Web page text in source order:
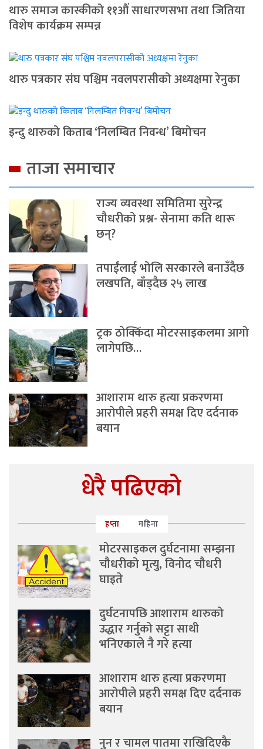
थारु समाज कास्कीको ११औं साधारणसभा तथा जितिया
विशेष कार्यक्रम सम्पन्न
थारु पत्रकार संघ पश्चिम नवलपरासीको अध्यक्षमा रेनुका
इन्दु थारुको किताब ‘निलम्बित निवन्ध’ बिमोचन
ताजा समाचार
राज्य व्यवस्था समितिमा सुरेन्द्र
चौधरीको प्रश्न- सेनामा कति थारू
छन्?
तपाईंलाई भोलि सरकारले बनाउँदैछ
लखपति, बाँड्दैछ २५ लाख
ट्रक ठोक्किँदा मोटरसाइकलमा आगो
लागेपछि…
आशाराम थारु हत्या प्रकरणमा
आरोपीले प्रहरी समक्ष दिए दर्दनाक
बयान
धेरै पढिएको
हप्ता महिना
मोटरसाइकल दुर्घटनामा सम्झना
चौधरीको मृत्यु, विनोद चौधरी
घाइते
दुर्घटनापछि आशाराम थारुको
उद्धार गर्नुको सट्टा साथी
भनिएकाले नै गरे हत्या
आशाराम थारु हत्या प्रकरणमा
आरोपीले प्रहरी समक्ष दिए दर्दनाक
बयान
नुन र चामल पातमा राखिदिएकै